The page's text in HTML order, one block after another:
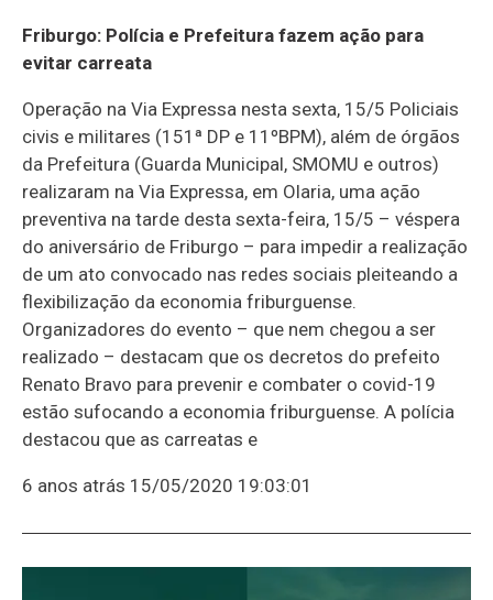
Friburgo: Polícia e Prefeitura fazem ação para
evitar carreata
Operação na Via Expressa nesta sexta, 15/5 Policiais
civis e militares (151ª DP e 11ºBPM), além de órgãos
da Prefeitura (Guarda Municipal, SMOMU e outros)
realizaram na Via Expressa, em Olaria, uma ação
preventiva na tarde desta sexta-feira, 15/5 – véspera
do aniversário de Friburgo – para impedir a realização
de um ato convocado nas redes sociais pleiteando a
flexibilização da economia friburguense.
Organizadores do evento – que nem chegou a ser
realizado – destacam que os decretos do prefeito
Renato Bravo para prevenir e combater o covid-19
estão sufocando a economia friburguense. A polícia
destacou que as carreatas e
6 anos atrás 15/05/2020 19:03:01